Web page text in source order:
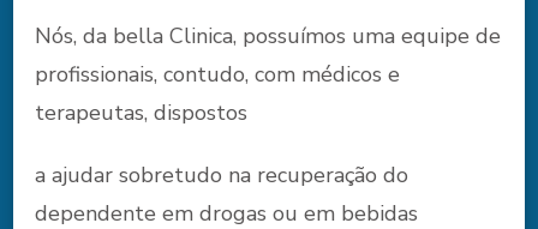
Nós, da bella Clinica, possuímos uma equipe de
profissionais, contudo, com médicos e
terapeutas, dispostos
a ajudar sobretudo na recuperação do
dependente em drogas ou em bebidas